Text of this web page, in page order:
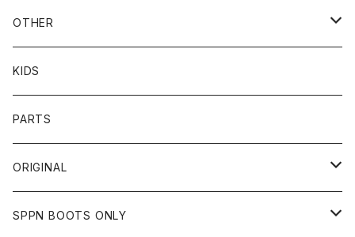
TOPS
TOPS
CAP
SCHOTT
OTHER
SHIRTS
VANSON
OTHER
SHIRTS
TOYS McCOY
OTHER
TOPS
VIN&AGE
WEAR
HARLEY DAVIDSON
DIN MARKET
72JAM
リード工業
JRP
CHURCHILL
NAPA
DIN MARKET
DEGNER
ROUGH TAIL
DIN MARKET
STREAM TRAIL
BAG
OTHER
LEUS
HTC
SLOW WEAR LION
STANCE
KIDS
PARTS
ORIGINAL
TOPS
SPPN BOOTS ONLY